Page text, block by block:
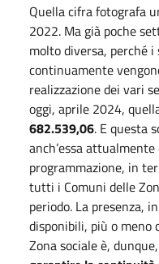
Quella cifra fotografa
2022. Ma già poche
molto diversa, perché
continuamente
realizzazione dei vari
oggi, aprile 2024,
682.539,06. E questa
anch’essa
programmazione, in
tutti i Comuni delle
periodo. La presenza,
disponibili, più o meno
Zona sociale è, dunque,